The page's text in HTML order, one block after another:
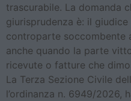
trascurabile. La domanda
giurisprudenza è: il
controparte soccombente
anche quando la parte
ricevute o fatture che
La Terza Sezione Civile
l’ordinanza n. 6949/2026,